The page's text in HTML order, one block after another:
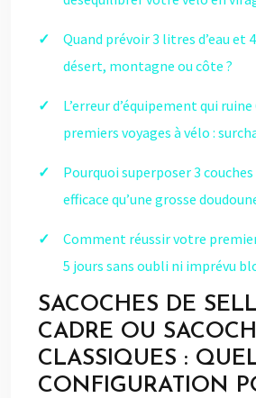
Quand prévoir 3 litres d’eau et
désert, montagne ou côte ?
L’erreur d’équipement qui ruine
premiers voyages à vélo :
Pourquoi superposer 3
efficace qu’une grosse
Comment réussir votre
5 jours sans oubli ni imprévu
SACOCHES DE
CADRE OU
CLASSIQUES :
CONFIGURATION